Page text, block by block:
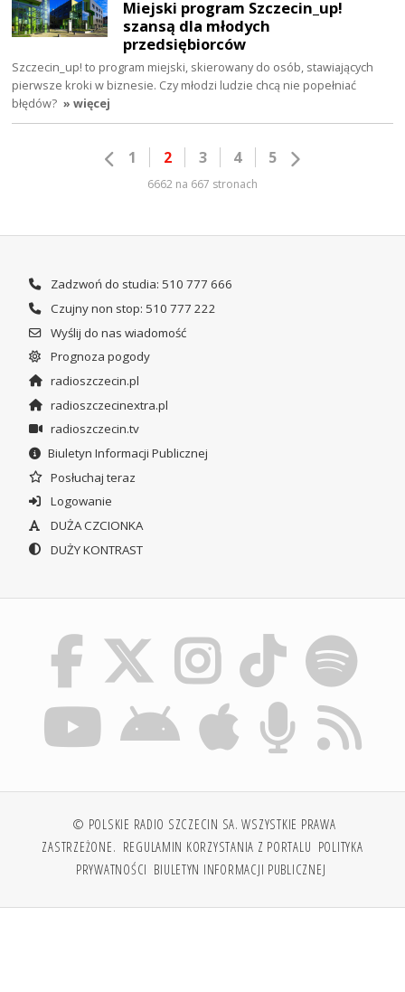
Miejski program Szczecin_up!
szansą dla młodych
przedsiębiorców
Szczecin_up! to program miejski, skierowany do osób, stawiających
pierwsze kroki w biznesie. Czy młodzi ludzie chcą nie popełniać
błędów? » więcej
1 2 3 4 5
6662 na 667 stronach
Zadzwoń do studia: 510 777 666
Czujny non stop: 510 777 222
Wyślij do nas wiadomość
Prognoza pogody
radioszczecin.pl
radioszczecinextra.pl
radioszczecin.tv
Biuletyn Informacji Publicznej
Posłuchaj teraz
Logowanie
DUŻA CZCIONKA
DUŻY KONTRAST
© POLSKIE RADIO SZCZECIN SA. WSZYSTKIE PRAWA
ZASTRZEŻONE. REGULAMIN KORZYSTANIA Z PORTALU POLITYKA
PRYWATNOŚCI BIULETYN INFORMACJI PUBLICZNEJ